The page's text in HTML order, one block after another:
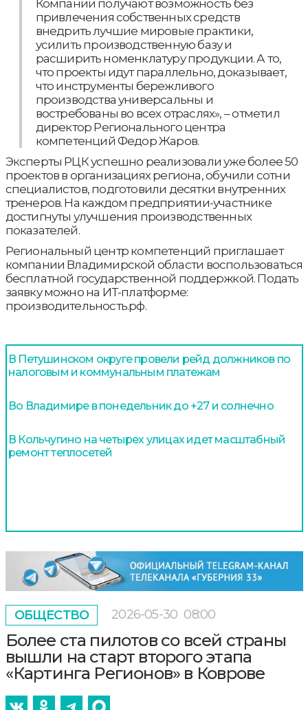
Компании получают возможность без
привлечения собственных средств
внедрить лучшие мировые практики,
усилить производственную базу и
расширить номенклатуру продукции. А то,
что проекты идут параллельно, доказывает,
что инструменты бережливого
производства универсальны и
востребованы во всех отраслях», – отметил
директор Регионального центра
компетенций Федор Жаров.
Эксперты РЦК успешно реализовали уже более 50
проектов в организациях региона, обучили сотни
специалистов, подготовили десятки внутренних
тренеров. На каждом предприятии-участнике
достигнуты улучшения производственных
показателей.
Региональный центр компетенций приглашает
компании Владимирской области воспользоваться
бесплатной государственной поддержкой. Подать
заявку можно на ИТ-платформе:
производительность.рф.
В Петушинском округе провели рейд должников по
налоговым и коммунальным платежам
Во Владимире в понедельник до +27 и солнечно
В Кольчугино на четырех улицах идет масштабный
ремонт теплосетей
ОБЩЕСТВО 2026-05-30 08:00
Более ста пилотов со всей страны
вышли на старт второго этапа
«Картинга Регионов» в Коврове